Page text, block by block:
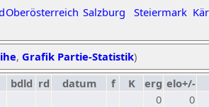
Oberösterreich Salzburg Steiermark
, Grafik Partie-Statistik)
bdld rd datum f K erg elo+/-
0
0